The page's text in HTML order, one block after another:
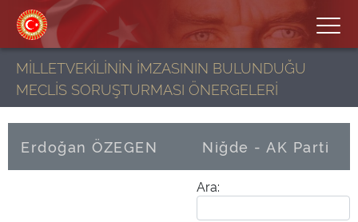
MİLLETVEKİLİNİN İMZASININ BULUNDUĞU
MECLİS SORUŞTURMASI ÖNERGELERİ
Erdoğan ÖZEGEN Niğde - AK Parti
Ara: